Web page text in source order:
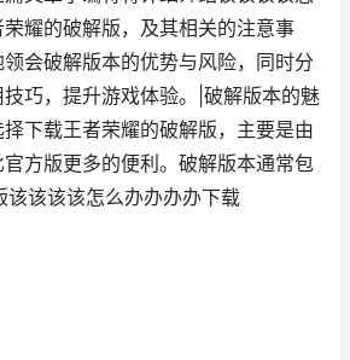
耀的破解版，及其相关的注意事
会破解版本的优势与风险，同时分
巧，提升游戏体验。|破解版本的魅
下载王者荣耀的破解版，主要是由
方版更多的便利。破解版本通常包
该该该怎么办办办办下载